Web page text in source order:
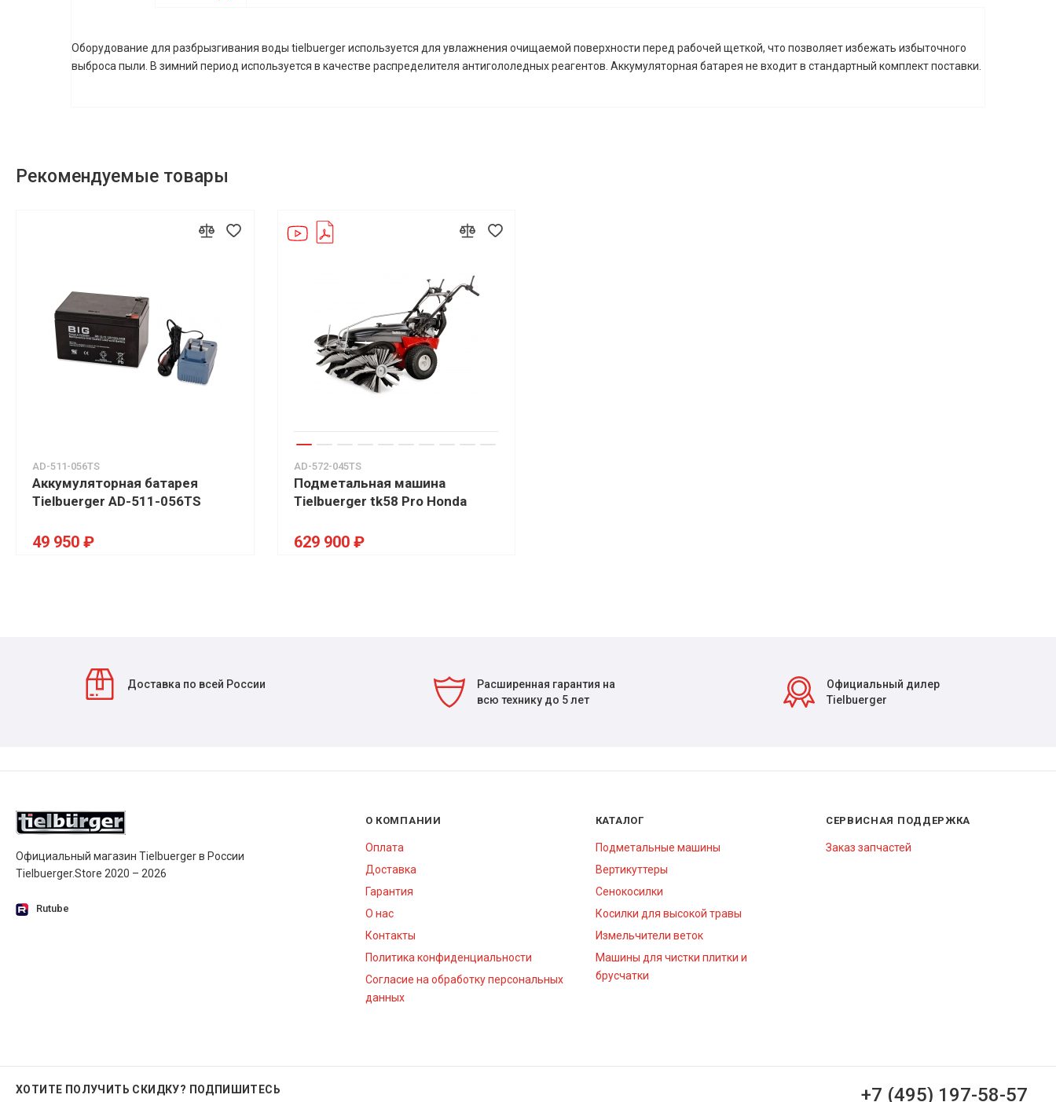
Оборудование для разбрызгивания воды tielbuerger используется для увлажнения очищаемой поверхности перед рабочей щеткой, что позволяет избежать избыточного
выброса пыли. В зимний период используется в качестве распределителя антигололедных реагентов. Аккумуляторная батарея не входит в стандартный комплект поставки.
Рекомендуемые товары
AD-511-056TS
Аккумуляторная батарея
Tielbuerger AD-511-056TS
49 950 ₽
AD-572-045TS
Подметальная машина
Tielbuerger tk58 Pro Honda
629 900 ₽
Доставка по всей России
Расширенная гарантия на
всю технику до 5 лет
Официальный дилер
Tielbuerger
Официальный магазин Tielbuerger в России
Tielbuerger.Store 2020 – 2026
Rutube
О КОМПАНИИ
Оплата
Доставка
Гарантия
О нас
Контакты
Политика конфиденциальности
Согласие на обработку персональных
данных
КАТАЛОГ
Подметальные машины
Вертикуттеры
Сенокосилки
Косилки для высокой травы
Измельчители веток
Машины для чистки плитки и
брусчатки
СЕРВИСНАЯ ПОДДЕРЖКА
Заказ запчастей
ХОТИТЕ ПОЛУЧИТЬ СКИДКУ? ПОДПИШИТЕСЬ +7 (495) 197-58-57